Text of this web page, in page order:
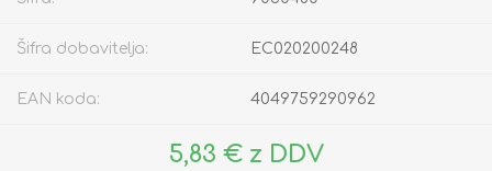
Šifra dobavitelja: EC020200248
EAN koda: 4049759290962
5,83 € z DDV